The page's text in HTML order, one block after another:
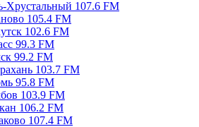
Хрустальный 107.6 FM
105.4 FM
102.6 FM
99.3 FM
99.2 FM
103.7 FM
95.8 FM
103.9 FM
106.2 FM
107.4 FM